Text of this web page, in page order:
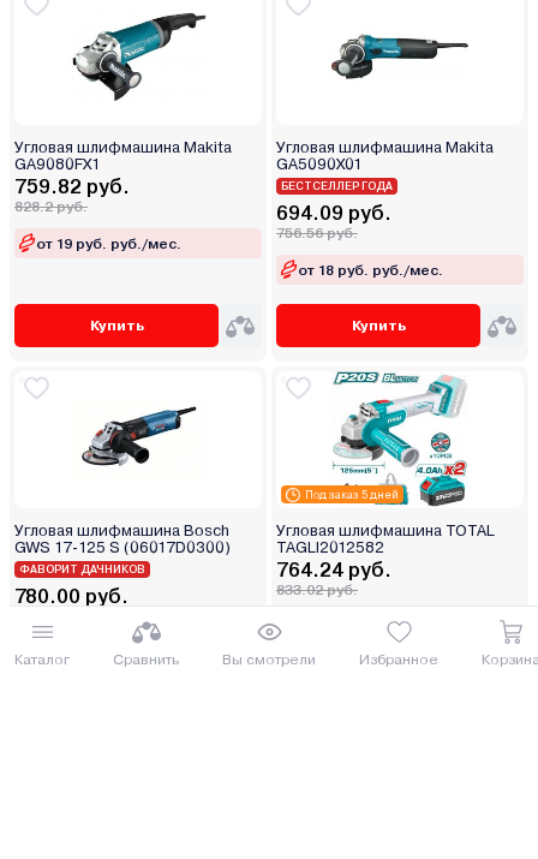
Каталог Сравнить Вы смотрели Избранное
Угловая шлифмашина Makita
GA9080FX1
759.82 руб.
828.2 руб.
от 19 руб. руб./мес.
Купить
Угловая шлифмашина Makita
GA5090X01
БЕСТСЕЛЛЕР ГОДА
694.09 руб.
756.56 руб.
от 18 руб. руб./мес.
Купить
Угловая шлифмашина Bosch
GWS 17-125 S (06017D0300)
ФАВОРИТ ДАЧНИКОВ
780.00 руб.
от 20 руб. руб./мес.
Под заказ 5 дней
Угловая шлифмашина TOTAL
TAGLI2012582
764.24 руб.
833.02 руб.
от 19 руб. руб./мес.